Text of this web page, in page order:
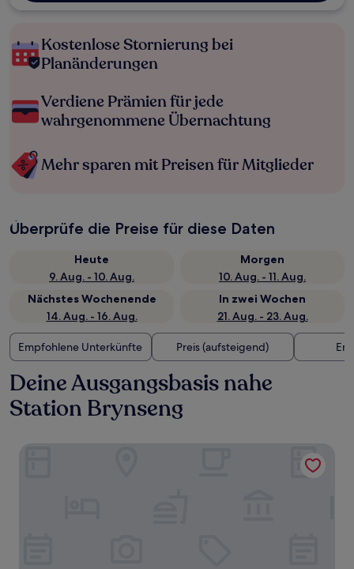
Kostenlose Stornierung bei
Planänderungen
Verdiene Prämien für jede
wahrgenommene Übernachtung
Mehr sparen mit Preisen für Mitglieder
Überprüfe die Preise für diese Daten
Heute
9. Aug. - 10. Aug.
Morgen
10. Aug. - 11. Aug.
Nächstes Wochenende
14. Aug. - 16. Aug.
In zwei Wochen
21. Aug. - 23. Aug.
Empfohlene Unterkünfte Preis (aufsteigend)
Deine Ausgangsbasis nahe
Station Brynseng